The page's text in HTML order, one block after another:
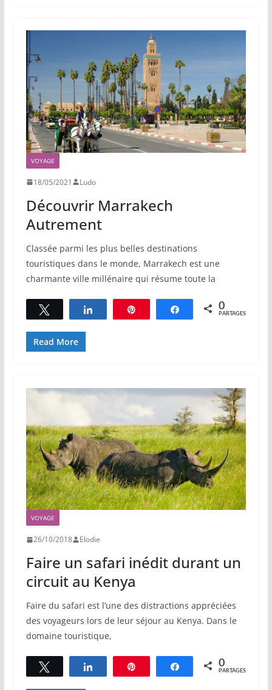
VOYAGE
18/05/2021 Ludo
Découvrir Marrakech
Autrement
Classée parmi les plus belles destinations
touristiques dans le monde, Marrakech est une
charmante ville millénaire qui résume toute la
Tweetez Partagez Épingle Partagez0
PARTAGES
Read More
VOYAGE
26/10/2018 Elodie
Faire un safari inédit durant un
circuit au Kenya
Faire du safari est l’une des distractions appréciées
des voyageurs lors de leur séjour au Kenya. Dans le
domaine touristique,
Tweetez Partagez Épingle Partagez0
PARTAGES